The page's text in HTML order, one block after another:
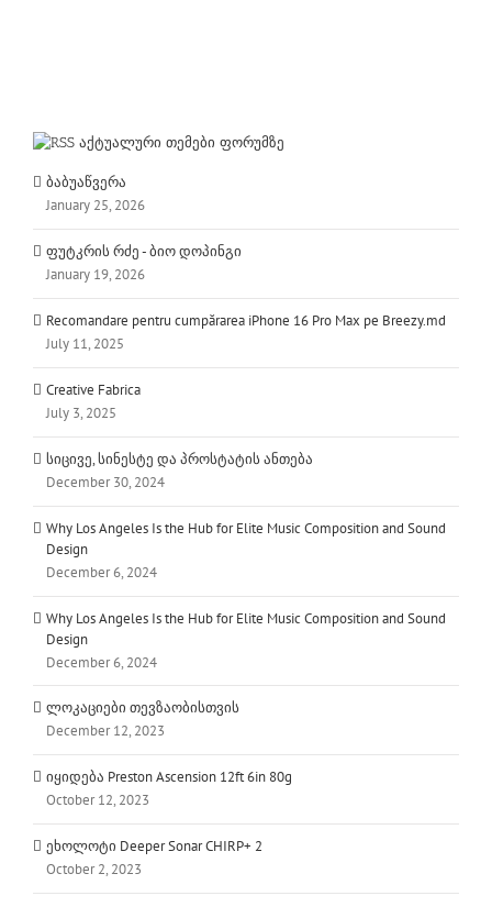
აქტუალური თემები ფორუმზე
ბაბუაწვერა
January 25, 2026
ფუტკრის რძე - ბიო დოპინგი
January 19, 2026
Recomandare pentru cumpărarea iPhone 16 Pro Max pe Breezy.md
July 11, 2025
Creative Fabrica
July 3, 2025
სიცივე, სინესტე და პროსტატის ანთება
December 30, 2024
Why Los Angeles Is the Hub for Elite Music Composition and Sound
Design
December 6, 2024
Why Los Angeles Is the Hub for Elite Music Composition and Sound
Design
December 6, 2024
ლოკაციები თევზაობისთვის
December 12, 2023
იყიდება Preston Ascension 12ft 6in 80g
October 12, 2023
ეხოლოტი Deeper Sonar CHIRP+ 2
October 2, 2023